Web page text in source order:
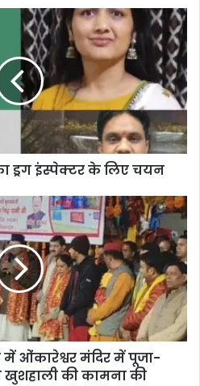
का ड्रग इंस्पेक्टर के लिए चयन
ओंकारेश्वर मंदिर में पूजा-
खुशहाली की कामना की